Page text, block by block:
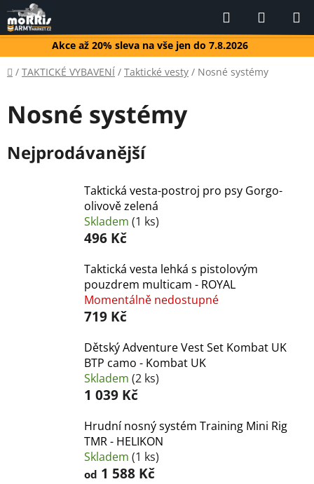
Přejít
na
obsah
Akce až 20% sleva na vše jen do 7.8.2026
Hledat
KOŠÍK
Domů
/ TAKTICKÉ VYBAVENÍ / Taktické vesty / Nosné systémy
Nosné systémy
Nejprodávanější
Taktická vesta-postroj pro psy Gorgo-
olivově zelená
Skladem (1 ks)
496 Kč
Taktická vesta lehká s pistolovým
pouzdrem multicam - ROYAL
Momentálně nedostupné
719 Kč
Dětský Adventure Vest Set Kombat UK
BTP camo - Kombat UK
Skladem (2 ks)
1 039 Kč
Hrudní nosný systém Training Mini Rig
TMR - HELIKON
Skladem (1 ks)
od 1 588 Kč